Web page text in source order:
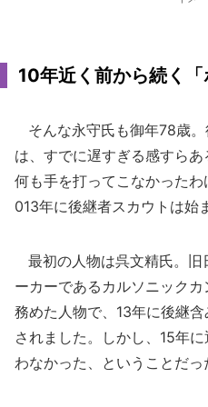
10年近く前から続く
そんな永守氏も御年78歳
は、すでに遅すぎる感すら
何も手を打ってこなかった
013年に後継者スカウトは始
最初の人物は呉文精氏。旧
ーカーであるカルソニック
務めた人物で、13年に後継
されました。しかし、15年
わなかった、ということだっ